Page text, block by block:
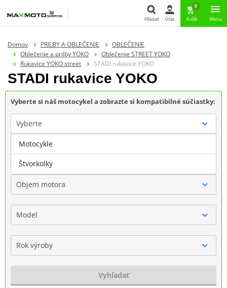
Hľadať Účet
0
Košík Menu
Domov PRILBY A OBLEČENIE
OBLEČENIE
Oblečenie a prilby YOKO
Oblečenie STREET YOKO
Rukavice YOKO street
STADI rukavice YOKO
STADI rukavice YOKO
Vyberte si náš motocykel a zobrazte si kompatibilné súčiastky:
Vyberte
Značka
Objem motora
Model
Rok výroby
Vyhľadať
Motocykle
Štvorkolky